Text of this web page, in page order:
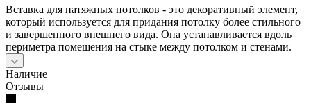
Вставка для натяжных потолков - это декоративный элемент,
который используется для придания потолку более стильного
и завершенного внешнего вида. Она устанавливается вдоль
периметра помещения на стыке между потолком и стенами.
Наличие
Отзывы